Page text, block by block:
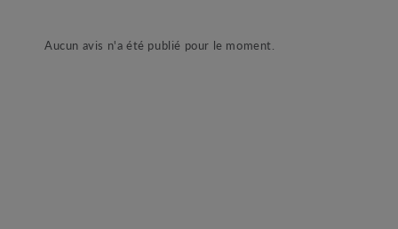
Aucun avis n'a été publié pour le moment.